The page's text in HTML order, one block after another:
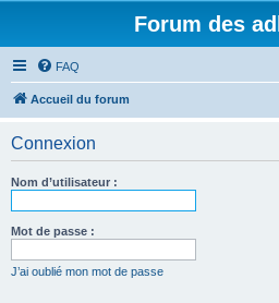
Forum des
FAQ
Accueil du forum
Connexion
Nom d’utilisateur :
Mot de passe :
J’ai oublié mon mot de passe